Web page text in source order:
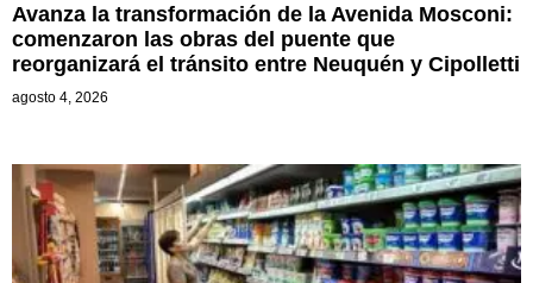
Avanza la transformación de la Avenida Mosconi:
comenzaron las obras del puente que
reorganizará el tránsito entre Neuquén y Cipolletti
agosto 4, 2026